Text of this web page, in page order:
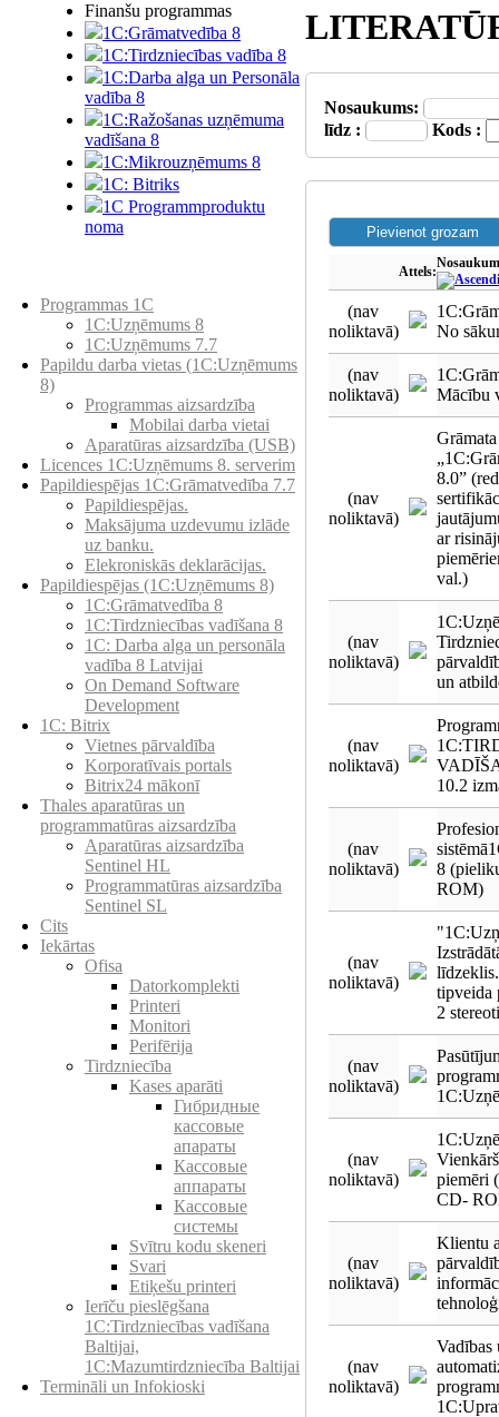
Finanšu programmas
1C:Grāmatvedība 8
1C:Tirdzniecības vadība 8
1C:Darba alga un Personāla
vadība 8
1C:Ražošanas uzņēmuma
vadīšana 8
1С:Мikrouzņēmums 8
1C: Bitriks
1C Programmproduktu
noma
Programmas 1C
1C:Uzņēmums 8
1C:Uzņēmums 7.7
Papildu darba vietas (1C:Uzņēmums
8)
Programmas aizsardzība
Mobilai darba vietai
Aparatūras aizsardzība (USB)
Licences 1C:Uzņēmums 8. serverim
Papildiespējas 1C:Grāmatvedība 7.7
Papildiespējas.
Maksājuma uzdevumu izlāde
uz banku.
Elekroniskās deklarācijas.
Papildiespējas (1C:Uzņēmums 8)
1C:Grāmatvedība 8
1C:Tirdzniecības vadīšana 8
1С: Darba alga un personāla
vadība 8 Latvijai
On Demand Software
Development
1C: Bitrix
Vietnes pārvaldība
Korporatīvais portals
Bitrix24 mākonī
Thales aparatūras un
programmatūras aizsardzība
Aparatūras aizsardzība
Sentinel HL
Programmatūras aizsardzība
Sentinel SL
Cits
Iekārtas
Ofisa
Datorkomplekti
Printeri
Monitori
Perifērija
Tirdzniecība
Kases aparāti
Гибридные
кассовые
апараты
Кассовые
аппараты
Кассовые
системы
Svītru kodu skeneri
Svari
Etiķešu printeri
Ierīču pieslēgšana
1C:Tirdzniecības vadīšana
Baltijai,
1C:Mazumtirdzniecība Baltijai
Termināli un Infokioski
Nosaukums:
līdz :
Kods :
Attels:
(nav
noliktavā)
No
(nav
noliktavā)
Mācību
(nav
noliktavā)
8.0”
ar
val.)
(nav
noliktavā)
un
(nav
noliktavā)
10.2
(nav
noliktavā)
8
ROM)
(nav
noliktavā)
tipveida
2
(nav
noliktavā)
(nav
noliktavā)
piemēri
CD-
(nav
noliktavā)
Klientu
(nav
noliktavā)
Vadības